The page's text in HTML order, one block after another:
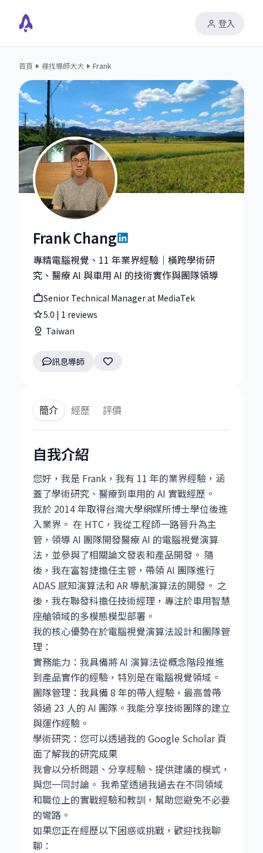
登入
首頁 尋找導師大大 Frank
Frank Chang|Senior Technical Manager at MediaTek
Frank Chang
專精電腦視覺、11 年業界經驗｜橫跨學術研
究、醫療 AI 與車用 AI 的技術實作與團隊領導
Senior Technical Manager at MediaTek
5.0 | 1 reviews
Taiwan
訊息導師
簡介 經歷 評價
自我介紹
您好，我是 Frank，我有 11 年的業界經驗，涵
蓋了學術研究、醫療到車用的 AI 實戰經歷。
我於 2014 年取得台灣大學網媒所博士學位後進
入業界。 在 HTC，我從工程師一路晉升為主
管，領導 AI 團隊開發醫療 AI 的電腦視覺演算
法，並參與了相關論文發表和產品開發。 隨
後，我在富智捷擔任主管，帶領 AI 團隊進行
ADAS 感知演算法和 AR 導航演算法的開發。 之
後，我在聯發科擔任技術經理，專注於車用智慧
座艙領域的多模態模型部署。
我的核心優勢在於電腦視覺演算法設計和團隊管
理：
實務能力：我具備將 AI 演算法從概念階段推進
到產品實作的經驗，特別是在電腦視覺領域。
團隊管理：我具備 8 年的帶人經驗，最高曾帶
領過 23 人的 AI 團隊。我能分享技術團隊的建立
與運作經驗。
學術研究：您可以透過我的 Google Scholar頁
面了解我的研究成果
我會以分析問題、分享經驗、提供建議的模式，
與您一同討論。 我希望透過我過去在不同領域
和職位上的實戰經驗和教訓，幫助您避免不必要
的彎路。
如果您正在經歷以下困惑或挑戰，歡迎找我聊
聊：